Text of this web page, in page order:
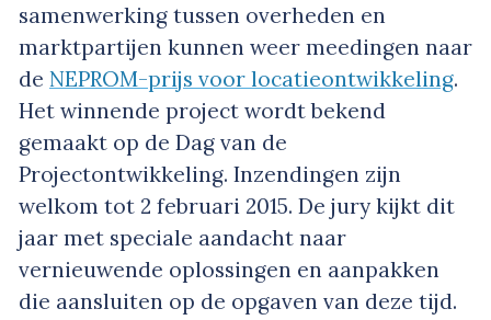
samenwerking tussen overheden en
marktpartijen kunnen weer meedingen naar
de NEPROM-prijs voor locatieontwikkeling.
Het winnende project wordt bekend
gemaakt op de Dag van de
Projectontwikkeling. Inzendingen zijn
welkom tot 2 februari 2015. De jury kijkt dit
jaar met speciale aandacht naar
vernieuwende oplossingen en aanpakken
die aansluiten op de opgaven van deze tijd.